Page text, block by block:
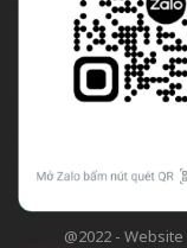
@2022 - Website